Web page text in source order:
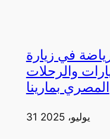
في زيارة
والرحلات
المصري بمارينا
31 يوليو، 2025